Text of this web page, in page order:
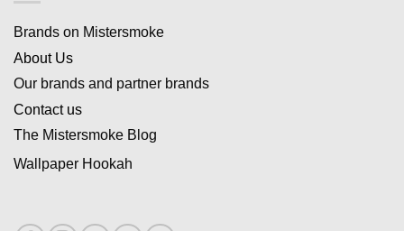
Brands on Mistersmoke
About Us
Our brands and partner brands
Contact us
The Mistersmoke Blog
Wallpaper Hookah